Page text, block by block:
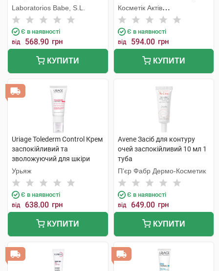
для контуру очей з
фізичними фільтрами SPF50
4 г 1 стік
Laboratorios Babe, S.L.
Є в наявності
від 568.90 грн
КУПИТИ
Косметік Актів
Інтернаціональ
Є в наявності
від 594.00 грн
КУПИТИ
Uriage Tolederm Control Крем
заспокійливий та
зволожуючий для шкіри
навколо очей 15 мл 1 туба
Урьяж
Є в наявності
від 638.00 грн
КУПИТИ
Avene Засіб для контуру
очей заспокійливий 10 мл 1
туба
П'єр Фабр Дермо-Косметик
Є в наявності
від 649.00 грн
КУПИТИ